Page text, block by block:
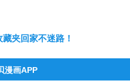
夹回家不迷路！
漫画APP